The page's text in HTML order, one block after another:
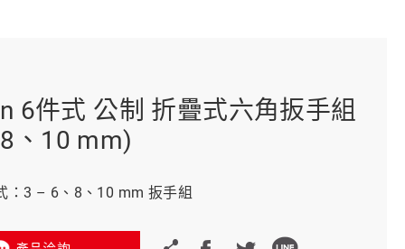
車廠專用工具
美國JohnBean設備
6件式 公制 折疊式六角扳手組
、10 mm)
：3 – 6、8、10 mm 扳手組